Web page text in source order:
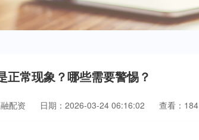
常现象？哪些需要警惕？
配资 日期：2026-03-24 06:16:02 查看：184